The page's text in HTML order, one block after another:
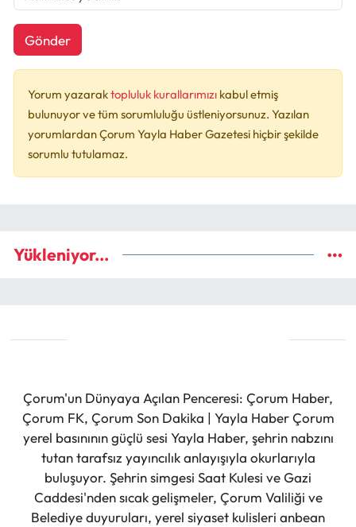
Gönder
Yorum yazaraktopluluk kurallarımızı kabul etmiş
bulunuyor ve tüm sorumluluğu üstleniyorsunuz. Yazılan
yorumlardan Çorum Yayla Haber Gazetesi hiçbir şekilde
sorumlu tutulamaz.
Yükleniyor...
Çorum'un Dünyaya Açılan Penceresi: Çorum Haber,
Çorum FK, Çorum Son Dakika | Yayla Haber Çorum
yerel basınının güçlü sesi Yayla Haber, şehrin nabzını
tutan tarafsız yayıncılık anlayışıyla okurlarıyla
buluşuyor. Şehrin simgesi Saat Kulesi ve Gazi
Caddesi'nden sıcak gelişmeler, Çorum Valiliği ve
Belediye duyuruları, yerel siyaset kulisleri anbean